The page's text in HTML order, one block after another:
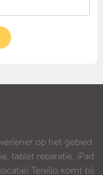
op het gebied
tablet reparatie, iPad
Terello komt bij